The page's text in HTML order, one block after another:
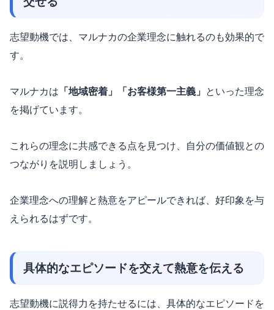
志望動機では、マルナカの企業理念に触れるのも効果的で
す。
マルナカは 「地域密着」「お客様第一主義」 といった理念
を掲げています。
これらの理念に共感できる点を見つけ、自分の価値観との
つながりを説明しましょう。
企業理念への理解と熱意をアピールできれば、好印象を与
えられるはずです。
具体的なエピソードを交えて熱意を伝える
志望動機に説得力を持たせるには、具体的なエピソードを